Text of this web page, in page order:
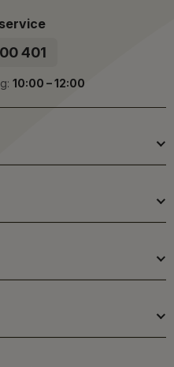
401
10:00 – 12:00